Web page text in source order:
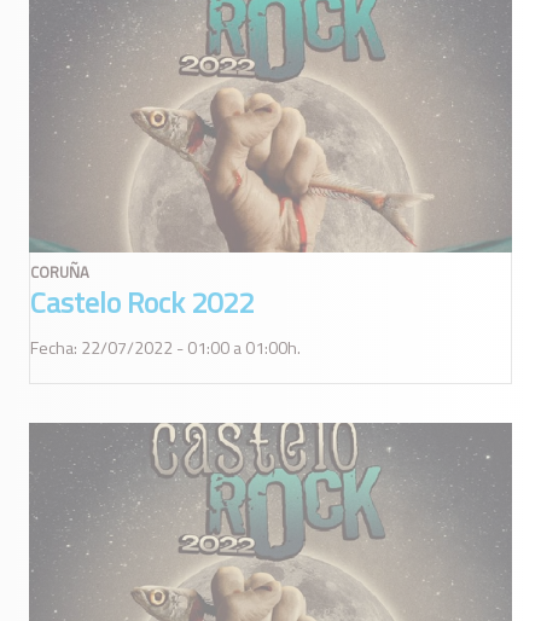
CORUÑA
Castelo Rock 2022
Fecha: 22/07/2022 - 01:00 a 01:00h.